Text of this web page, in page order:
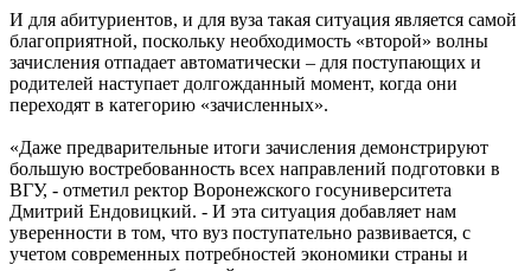
И для абитуриентов, и для вуза такая ситуация является самой
благоприятной, поскольку необходимость «второй» волны
зачисления отпадает автоматически – для поступающих и
родителей наступает долгожданный момент, когда они
переходят в категорию «зачисленных».
«Даже предварительные итоги зачисления демонстрируют
большую востребованность всех направлений подготовки в
ВГУ, - отметил ректор Воронежского госуниверситета
Дмитрий Ендовицкий. - И эта ситуация добавляет нам
уверенности в том, что вуз поступательно развивается, с
учетом современных потребностей экономики страны и